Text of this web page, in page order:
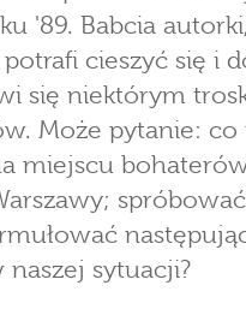
'89. Babcia
cieszyć się i
się niektórym
Może pytanie: co
miejscu
spróbować
sytuacji?